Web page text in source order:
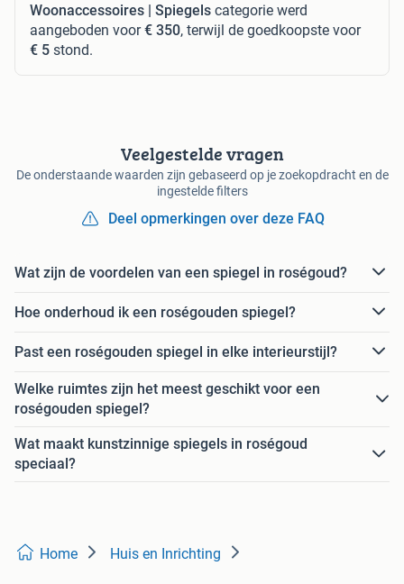
Woonaccessoires | Spiegels categorie werd
aangeboden voor€ 350, terwijl de goedkoopste voor
€ 5 stond.
Veelgestelde vragen
De onderstaande waarden zijn gebaseerd op je zoekopdracht en de
ingestelde filters
Deel opmerkingen over deze FAQ
Wat zijn de voordelen van een spiegel in roségoud?
Hoe onderhoud ik een roségouden spiegel?
Past een roségouden spiegel in elke interieurstijl?
Welke ruimtes zijn het meest geschikt voor een
roségouden spiegel?
Wat maakt kunstzinnige spiegels in roségoud
speciaal?
Home Huis en Inrichting